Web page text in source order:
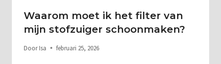
Waarom moet ik het filter van
mijn stofzuiger schoonmaken?
Door Isa februari 25, 2026